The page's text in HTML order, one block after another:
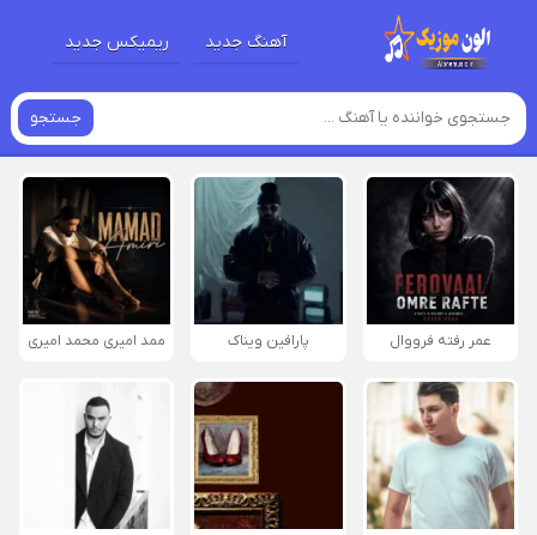
آهنگ جدید ریمیکس جدید
جستجو
عمر رفته فرووال پارافين ویناک ممد امیری محمد امیری